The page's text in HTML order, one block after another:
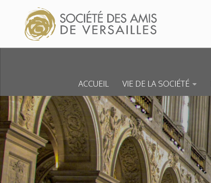
Skip to content
ACCUEIL VIE DE LA SOCIÉTÉ